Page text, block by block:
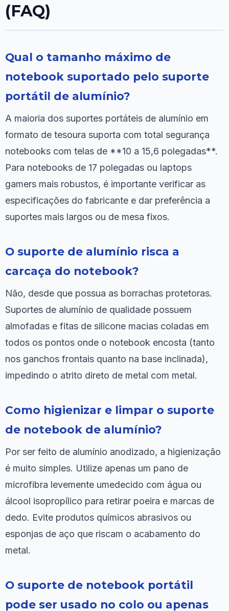
(FAQ)
Qual o tamanho máximo de
notebook suportado pelo suporte
portátil de alumínio?
A maioria dos suportes portáteis de alumínio em
formato de tesoura suporta com total segurança
notebooks com telas de **10 a 15,6 polegadas**.
Para notebooks de 17 polegadas ou laptops
gamers mais robustos, é importante verificar as
especificações do fabricante e dar preferência a
suportes mais largos ou de mesa fixos.
O suporte de alumínio risca a
carcaça do notebook?
Não, desde que possua as borrachas protetoras.
Suportes de alumínio de qualidade possuem
almofadas e fitas de silicone macias coladas em
todos os pontos onde o notebook encosta (tanto
nos ganchos frontais quanto na base inclinada),
impedindo o atrito direto de metal com metal.
Como higienizar e limpar o suporte
de notebook de alumínio?
Por ser feito de alumínio anodizado, a higienização
é muito simples. Utilize apenas um pano de
microfibra levemente umedecido com água ou
álcool isopropílico para retirar poeira e marcas de
dedo. Evite produtos químicos abrasivos ou
esponjas de aço que riscam o acabamento do
metal.
O suporte de notebook portátil
pode ser usado no colo ou apenas